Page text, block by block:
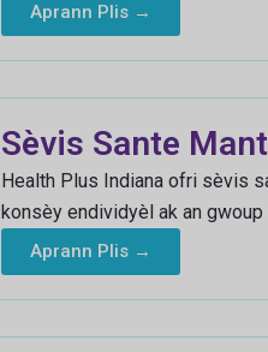
Aprann Plis →
Sèvis Sante
Health Plus Indiana ofri sèvis
konsèy endividyèl ak an
Aprann Plis →